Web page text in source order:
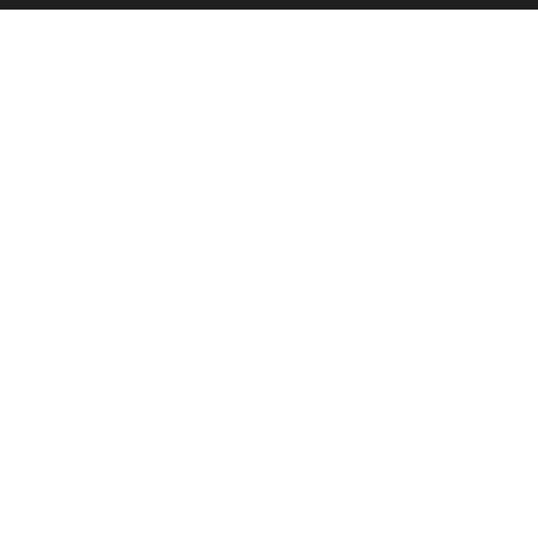
Akárfelújítás, költözés, garázs- vagy pincetakarítás,